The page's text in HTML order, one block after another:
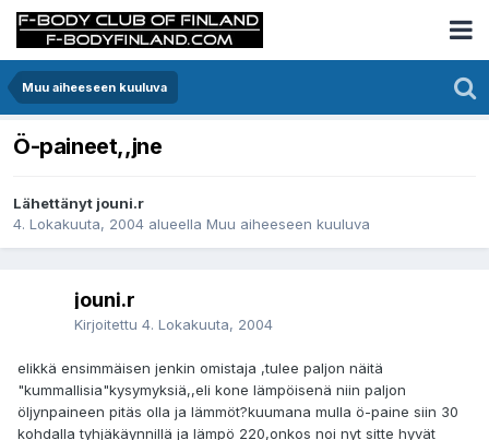
Muu aiheeseen kuuluva
Ö-paineet,,jne
Lähettänyt jouni.r
4. Lokakuuta, 2004 alueella Muu aiheeseen kuuluva
jouni.r
Kirjoitettu 4. Lokakuuta, 2004
elikkä ensimmäisen jenkin omistaja ,tulee paljon näitä
"kummallisia"kysymyksiä,,eli kone lämpöisenä niin paljon
öljynpaineen pitäs olla ja lämmöt?kuumana mulla ö-paine siin 30
kohdalla tyhjäkäynnillä ja lämpö 220,onkos noi nyt sitte hyvät